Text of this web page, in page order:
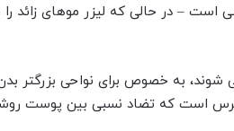
است – در حالی که لیزر موهای زائد
شوند، به خصوص برای نواحی بزرگتر
است که تضاد نسبی بین پوست